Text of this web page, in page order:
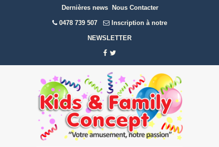
Dernières news Nous Contacter
0478 739 507 Inscription à notre
NEWSLETTER